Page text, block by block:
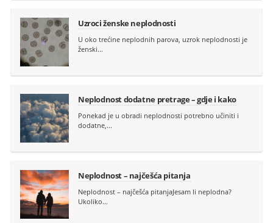
Uzroci ženske neplodnosti
U oko trećine neplodnih parova, uzrok neplodnosti je
ženski...
Neplodnost dodatne pretrage – gdje i kako
Ponekad je u obradi neplodnosti potrebno učiniti i
dodatne,...
Neplodnost – najčešća pitanja
Neplodnost – najčešća pitanjaJesam li neplodna?
Ukoliko...